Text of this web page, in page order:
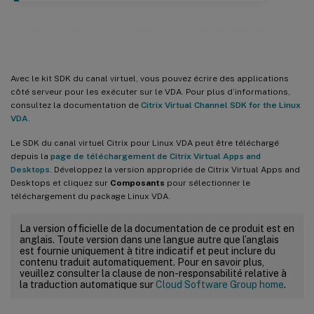
Avec le kit SDK du canal virtuel, vous pouvez écrire des applications
côté serveur pour les exécuter sur le VDA. Pour plus d’informations,
consultez la documentation de Citrix Virtual Channel SDK for the Linux
VDA
Le SDK du canal virtuel Citrix pour Linux VDA peut être téléchargé
depuis la page de téléchargement de Citrix Virtual Apps and
Desktops . Développez la version appropriée de Citrix Virtual Apps and
Desktops et cliquez sur Composants pour sélectionner le
téléchargement du package Linux VDA.
La version officielle de la documentation de ce produit est en
anglais. Toute version dans une langue autre que l’anglais
est fournie uniquement à titre indicatif et peut inclure du
contenu traduit automatiquement. Pour en savoir plus,
veuillez consulter la clause de non-responsabilité relative à
la traduction automatique surCloud Software Group home.